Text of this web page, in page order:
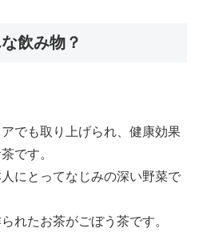
飲み物？
でも取り上げられ、健康効果
です。
にとってなじみの深い野菜で
れたお茶がごぼう茶です。